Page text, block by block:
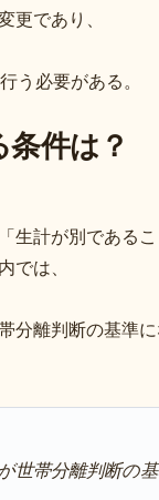
更であり、
う必要がある。
件は？
生計が別である
では、
分離判断の基準
世帯分離判断の